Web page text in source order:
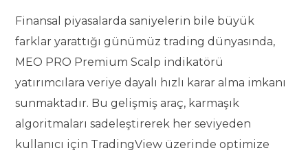
Finansal piyasalarda saniyelerin bile büyük
farklar yarattığı günümüz trading dünyasında,
MEO PRO Premium Scalp indikatörü
yatırımcılara veriye dayalı hızlı karar alma imkanı
sunmaktadır. Bu gelişmiş araç, karmaşık
algoritmaları sadeleştirerek her seviyeden
kullanıcı için TradingView üzerinde optimize